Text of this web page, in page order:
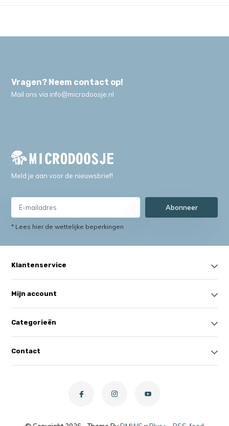
Vragen? Neem contact op!
Mail ons via info@microdoosje.nl
Meld je aan voor de nieuwsbrief!
Abonneer
* Lees hier de wettelijke beperkingen
Klantenservice
Mijn account
Categorieën
Contact